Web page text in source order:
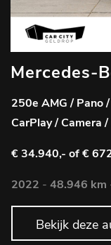
Mercedes-
250e AMG / Pano
CarPlay / Camera
€ 34.940,- of €
2022 - 48.946 km
Bekijk deze